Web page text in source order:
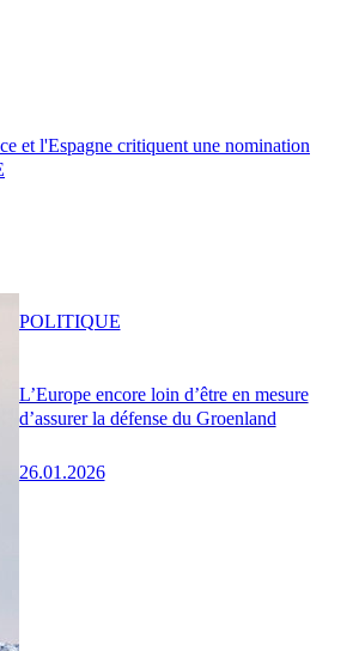
et l'Espagne critiquent une nomination
L’Europe encore loin d’être en mesure
d’assurer la défense du Groenland
26.01.2026
POLITIQUE